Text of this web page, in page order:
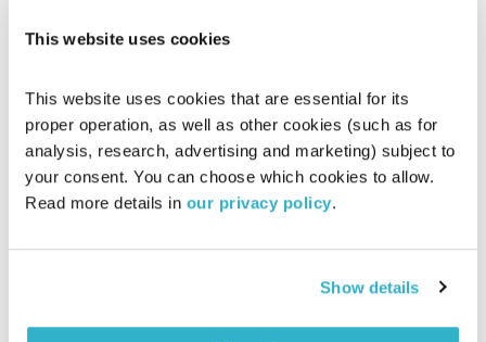
This website uses cookies
This website uses cookies that are essential for its
proper operation, as well as other cookies (such as for
analysis, research, advertising and marketing) subject to
your consent. You can choose which cookies to allow.
Read more details in our privacy policy.
Show details
שינוי עכשיו
דליק ווליניץושלומית שרביט ברזילי
22.12.21
00:08:12
שיחות קצרות והנעה לפעולה בנושאי סביבה, אקלים וקיימות,
לייצר כמויות אלומיניום והנזקים שנגרמו לסביבה בעקבות כך
אודיו